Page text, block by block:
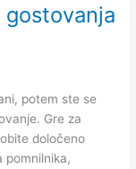
potem ste se
Gre za
določeno
pomnilnika,